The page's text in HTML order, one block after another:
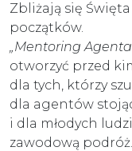
Zbliżają się
początków.
„Mentoring
otworzyć przed
dla tych, którzy
dla agentów
i dla młodych
zawodową podróż.